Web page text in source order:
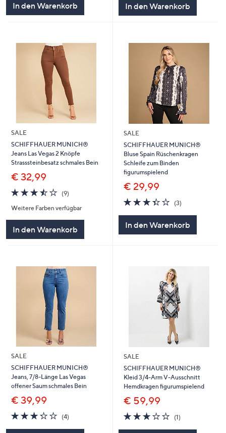
In den Warenkorb In den Warenkorb
SALE
SCHIFFHAUER MUNICH®
Jeans Las Vegas 2 Knöpfe
Strasssteinbesatz schmales Bein
€ 32,99
3.4
von
5
(9)9
Weitere Farben verfügbar
In den Warenkorb
SALE
SCHIFFHAUER MUNICH®
Bluse Spain Rüschenkragen
Schleife zum Binden
figurumspielend
€ 29,99
3.3
von
(3)3
In den Warenkorb
SALE
SCHIFFHAUER MUNICH®
Jeans, 7/8-Länge Las Vegas
offener Saum schmales Bein
€ 39,99
3.2
von
(4)4
SALE
SCHIFFHAUER MUNICH®
Kleid 3/4-Arm V-Ausschnitt
Hemdkragen figurumspielend
€ 59,99
3.0
von
(1)1